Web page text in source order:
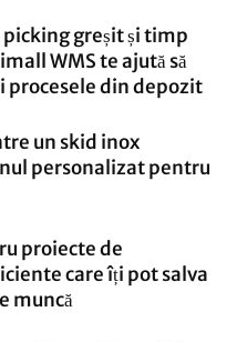
picking greșit și timp
WMS te ajută să
procesele din depozit
un skid inox
personalizat pentru
proiecte de
care îți pot salva
muncă